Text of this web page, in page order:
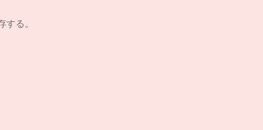
る。